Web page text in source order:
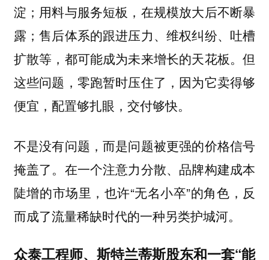
淀；用料与服务短板，在规模放大后不断暴
露；售后体系的跟进压力、维权纠纷、吐槽
扩散等，都可能成为未来增长的天花板。但
这些问题，零跑暂时压住了，因为它卖得够
便宜，配置够扎眼，交付够快。
不是没有问题，而是问题被更强的价格信号
掩盖了。在一个注意力分散、品牌构建成本
陡增的市场里，也许“无名小卒”的角色，反
而成了流量稀缺时代的一种另类护城河。
众泰工程师、斯特兰蒂斯股东和一套“能